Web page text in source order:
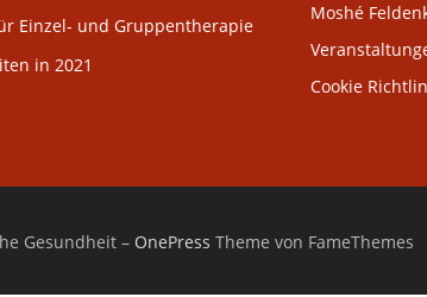
Einzel- und Gruppentherapie
in 2021
Moshé
Cookie
Gesundheit – OnePress Theme von FameThemes